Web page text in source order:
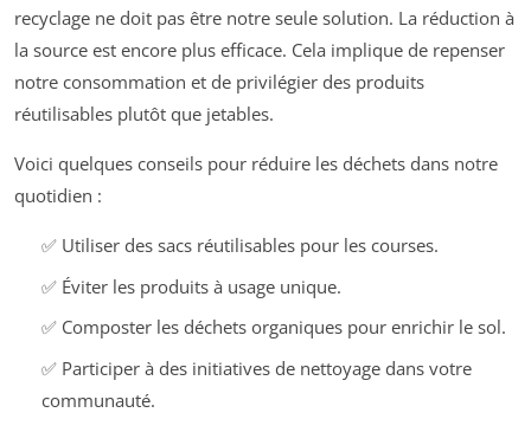
recyclage ne doit pas être notre seule solution. La réduction à
la source est encore plus efficace. Cela implique de repenser
notre consommation et de privilégier des produits
réutilisables plutôt que jetables.
Voici quelques conseils pour réduire les déchets dans notre
quotidien :
✅ Utiliser des sacs réutilisables pour les courses.
✅ Éviter les produits à usage unique.
✅ Composter les déchets organiques pour enrichir le sol.
✅ Participer à des initiatives de nettoyage dans votre
communauté.